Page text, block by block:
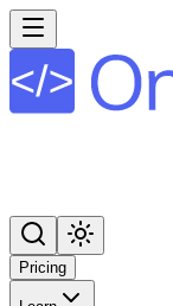
Pricing